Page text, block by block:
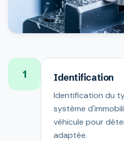
1 Identification
Identification du
système
véhicule pour
adaptée.